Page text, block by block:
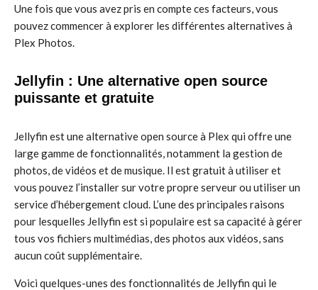
Une fois que vous avez pris en compte ces facteurs, vous
pouvez commencer à explorer les différentes alternatives à
Plex Photos.
Jellyfin : Une alternative open source
puissante et gratuite
Jellyfin est une alternative open source à Plex qui offre une
large gamme de fonctionnalités, notamment la gestion de
photos, de vidéos et de musique. Il est gratuit à utiliser et
vous pouvez l’installer sur votre propre serveur ou utiliser un
service d’hébergement cloud. L’une des principales raisons
pour lesquelles Jellyfin est si populaire est sa capacité à gérer
tous vos fichiers multimédias, des photos aux vidéos, sans
aucun coût supplémentaire.
Voici quelques-unes des fonctionnalités de Jellyfin qui le